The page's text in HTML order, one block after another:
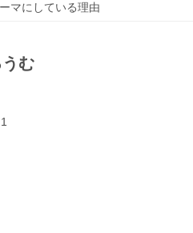
マにしている理由
む